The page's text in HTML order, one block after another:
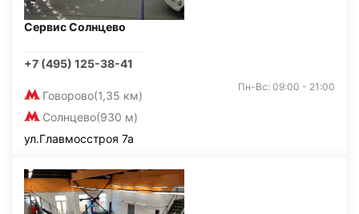
Сервис Солнцево
+7 (495) 125-38-41
Говорово(1,35 км)
Солнцево(930 м)
Пн-Вс: 09:00 - 21:00
ул.Главмосстроя 7а